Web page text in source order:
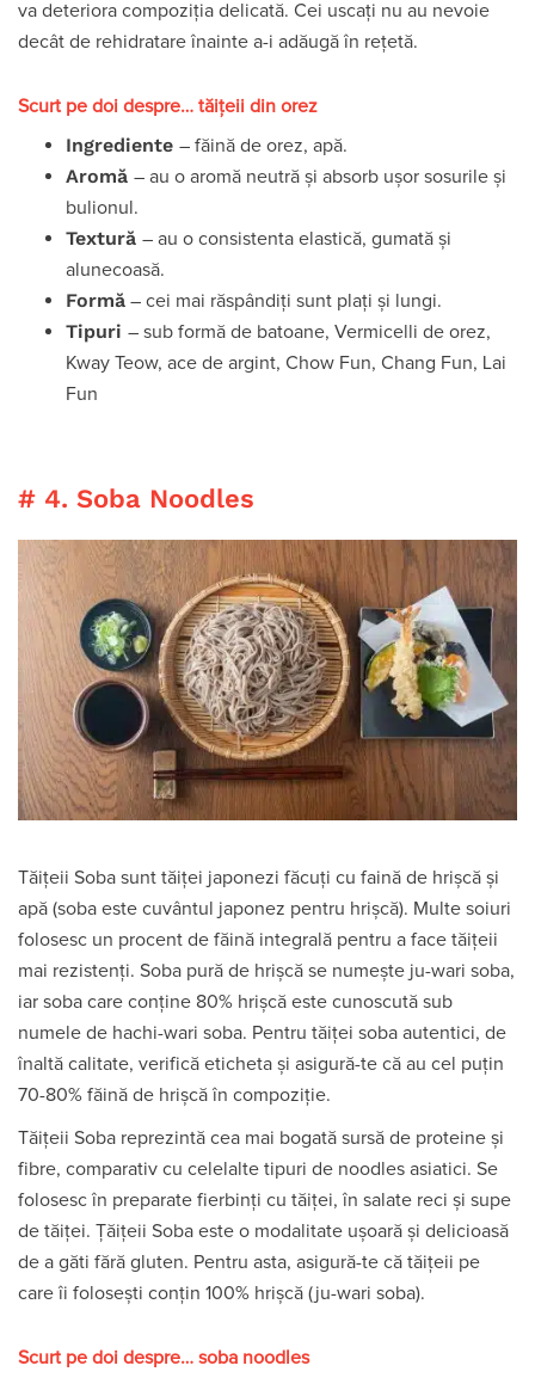
va deteriora compoziția delicată. Cei uscați nu au nevoie
decât de rehidratare înainte a-i adăugă în rețetă.
Scurt pe doi despre… tăițeii din orez
Ingrediente – făină de orez, apă.
Aromă – au o aromă neutră și absorb ușor sosurile și
bulionul.
Textură – au o consistenta elastică, gumată și
alunecoasă.
Formă – cei mai răspândiți sunt plați și lungi.
Tipuri – sub formă de batoane, Vermicelli de orez,
Kway Teow, ace de argint, Chow Fun, Chang Fun, Lai
Fun
# 4. Soba Noodles
Tăițeii Soba sunt tăiței japonezi făcuți cu faină de hrișcă și
apă (soba este cuvântul japonez pentru hrișcă). Multe soiuri
folosesc un procent de făină integrală pentru a face tăițeii
mai rezistenți. Soba pură de hrișcă se numește ju-wari soba,
iar soba care conține 80% hrișcă este cunoscută sub
numele de hachi-wari soba. Pentru tăiței soba autentici, de
înaltă calitate, verifică eticheta și asigură-te că au cel puțin
70-80% făină de hrișcă în compoziție.
Tăițeii Soba reprezintă cea mai bogată sursă de proteine și
fibre, comparativ cu celelalte tipuri de noodles asiatici. Se
folosesc în preparate fierbinți cu tăiței, în salate reci și supe
de tăiței. Țăițeii Soba este o modalitate ușoară și delicioasă
de a găti fără gluten. Pentru asta, asigură-te că tăițeii pe
care îi folosești conțin 100% hrișcă (ju-wari soba).
Scurt pe doi despre… soba noodles